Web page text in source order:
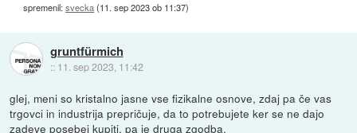
spremenil:svecka(11. sep 2023 ob 11:37)
gruntfürmich
:: 11. sep 2023, 11:42
glej, meni so kristalno jasne vse fizikalne osnove, zdaj pa če vas
trgovci in industrija prepričuje, da to potrebujete ker se ne dajo
zadeve posebej kupiti, pa je druga zgodba.